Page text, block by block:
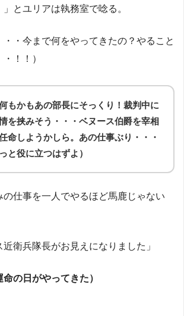
」とユリアは執務室で唸る。
・・今まで何をやってきたの？やること
！！）
何もかもあの部長にそっくり！裁判中に
を挟みそう・・・ベヌース伯爵を宰相
命しようかしら。あの仕事ぶり・・・
と役に立つはずよ）
の仕事を一人でやるほど馬鹿じゃない
近衛兵隊長がお見えになりました」
命の日がやってきた）